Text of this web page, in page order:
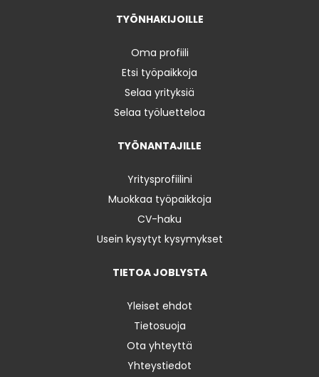
TYÖNHAKIJOILLE
Oma profiili
Etsi työpaikkoja
Selaa yrityksiä
Selaa työluetteloa
TYÖNANTAJILLE
Yritysprofiilini
Muokkaa työpaikkoja
CV-haku
Usein kysytyt kysymykset
TIETOA JOBLYSTA
Yleiset ehdot
Tietosuoja
Ota yhteyttä
Yhteystiedot